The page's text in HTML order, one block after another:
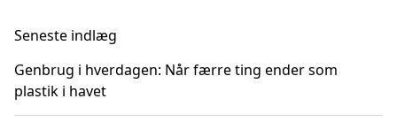
Seneste indlæg
Genbrug i hverdagen: Når færre ting ender som
plastik i havet